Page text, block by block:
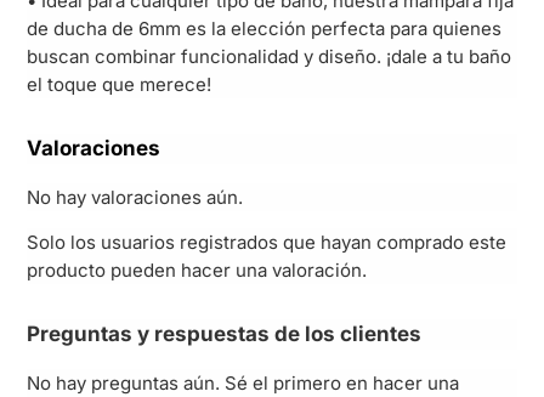
de ducha de 6mm es la elección perfecta para quienes
buscan combinar funcionalidad y diseño. ¡dale a tu baño
el toque que merece!
Valoraciones
No hay valoraciones aún.
Solo los usuarios registrados que hayan comprado este
producto pueden hacer una valoración.
Preguntas y respuestas de los clientes
No hay preguntas aún. Sé el primero en hacer una